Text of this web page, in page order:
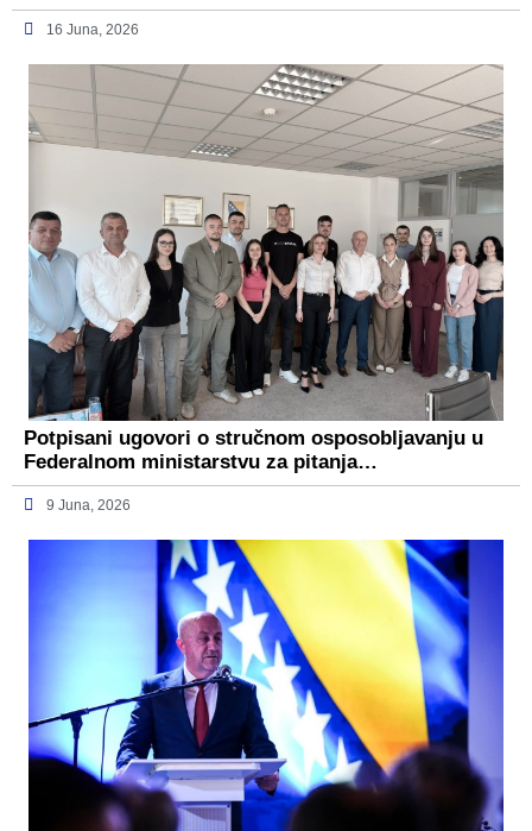
16 Juna, 2026
Potpisani ugovori o stručnom osposobljavanju u
Federalnom ministarstvu za pitanja…
9 Juna, 2026